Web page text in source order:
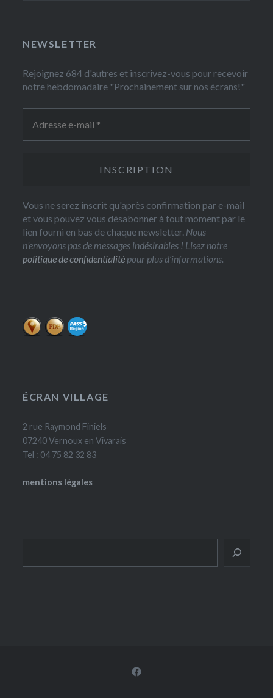
NEWSLETTER
Rejoignez 684 d'autres et inscrivez-vous pour recevoir
notre hebdomadaire "Prochainement sur nos écrans!"
Vous ne serez inscrit qu'après confirmation par e-mail
et vous pouvez vous désabonner à tout moment par le
lien fourni en bas de chaque newsletter. Nous
n’envoyons pas de messages indésirables ! Lisez notre
politique de confidentialité pour plus d’informations.
ÉCRAN VILLAGE
2 rue Raymond Finiels
07240 Vernoux en Vivarais
Tel : 04 75 82 32 83
mentions légales
Facebook